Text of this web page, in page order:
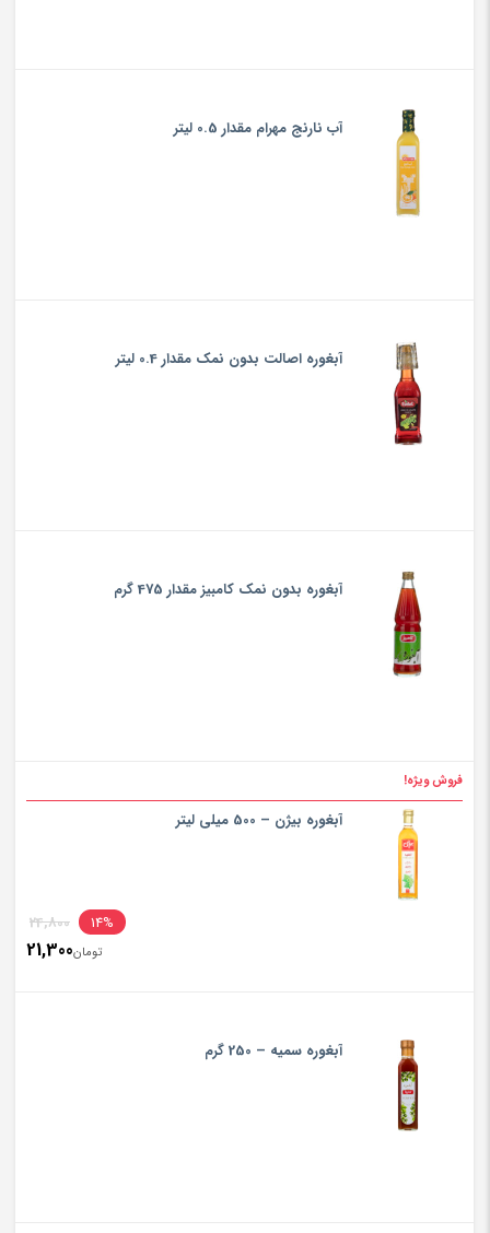
آب نارنج مهرام مقدار 0.5 لیتر
آبغوره اصالت بدون نمک مقدار 0.4 لیتر
آبغوره بدون نمک کامبیز مقدار 475 گرم
فروش ویژه!
آبغوره بیژن – 500 میلی لیتر
14%
24,800
تومان21,300
آبغوره سمیه – 250 گرم